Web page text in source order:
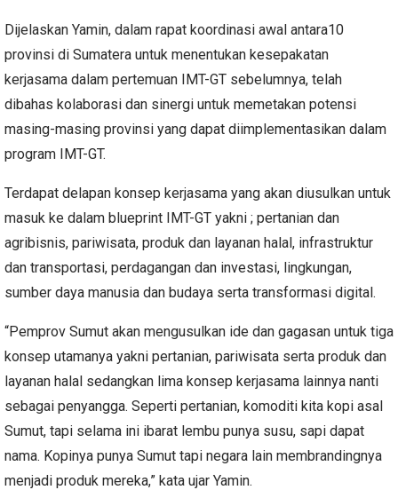
Dijelaskan Yamin, dalam rapat koordinasi awal antara10
provinsi di Sumatera untuk menentukan kesepakatan
kerjasama dalam pertemuan IMT-GT sebelumnya, telah
dibahas kolaborasi dan sinergi untuk memetakan potensi
masing-masing provinsi yang dapat diimplementasikan dalam
program IMT-GT.
Terdapat delapan konsep kerjasama yang akan diusulkan untuk
masuk ke dalam blueprint IMT-GT yakni ; pertanian dan
agribisnis, pariwisata, produk dan layanan halal, infrastruktur
dan transportasi, perdagangan dan investasi, lingkungan,
sumber daya manusia dan budaya serta transformasi digital.
“Pemprov Sumut akan mengusulkan ide dan gagasan untuk tiga
konsep utamanya yakni pertanian, pariwisata serta produk dan
layanan halal sedangkan lima konsep kerjasama lainnya nanti
sebagai penyangga. Seperti pertanian, komoditi kita kopi asal
Sumut, tapi selama ini ibarat lembu punya susu, sapi dapat
nama. Kopinya punya Sumut tapi negara lain membrandingnya
menjadi produk mereka,” kata ujar Yamin.